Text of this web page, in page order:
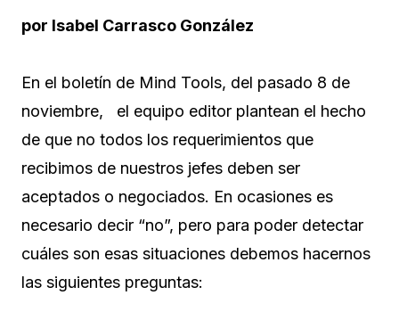
por Isabel Carrasco González
En el boletín de Mind Tools, del pasado 8 de
noviembre, el equipo editor plantean el hecho
de que no todos los requerimientos que
recibimos de nuestros jefes deben ser
aceptados o negociados. En ocasiones es
necesario decir “no”, pero para poder detectar
cuáles son esas situaciones debemos hacernos
las siguientes preguntas: